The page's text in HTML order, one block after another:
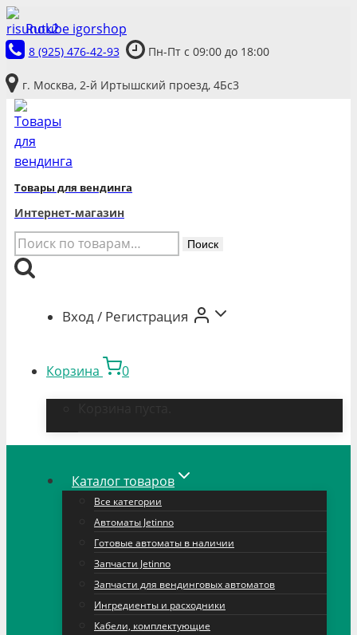
Перейти
к
содержимому
Rutube igorshop
8 (925) 476-42-93 Пн-Пт с 09:00 до 18:00
г. Москва, 2-й Иртышский проезд, 4Бс3
Товары для вендинга
Интернет-магазин
Искать: Поиск
Вход / Регистрация
Корзина 0
Каталог товаров
Все категории
Автоматы Jetinno
Готовые автоматы в наличии
Запчасти Jetinno
Запчасти для вендинговых автоматов
Ингредиенты и расходники
Кабели, комплектующие